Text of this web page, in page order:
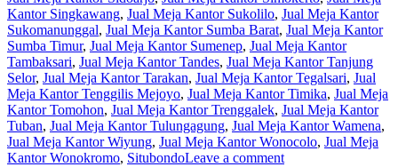
Kantor Singkawang, Jual Meja Kantor Sukolilo, Jual Meja Kantor
Sukomanunggal, Jual Meja Kantor Sumba Barat, Jual Meja Kantor
Sumba Timur, Jual Meja Kantor Sumenep, Jual Meja Kantor
Tambaksari, Jual Meja Kantor Tandes, Jual Meja Kantor Tanjung
Selor, Jual Meja Kantor Tarakan, Jual Meja Kantor Tegalsari, Jual
Meja Kantor Tenggilis Mejoyo, Jual Meja Kantor Timika, Jual Meja
Kantor Tomohon, Jual Meja Kantor Trenggalek, Jual Meja Kantor
Tuban, Jual Meja Kantor Tulungagung, Jual Meja Kantor Wamena,
Jual Meja Kantor Wiyung, Jual Meja Kantor Wonocolo, Jual Meja
Kantor Wonokromo, SitubondoLeave a comment